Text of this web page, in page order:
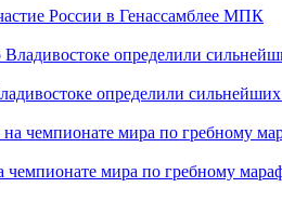
России в Генассамблее МПК
определили
чемпионате мира по гребному